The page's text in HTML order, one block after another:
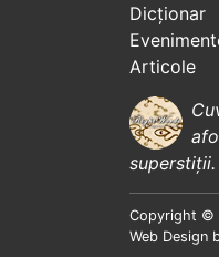
Dicționar
Articole
superstiții.
Copyright ©
Web Design